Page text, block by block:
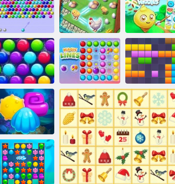
Html5 הרויה
העוב
יפורט גוזימ
3 ישפוח קחשמ
:תוירכוס תודיח
Smarty תועוב
Xmas תרודהמ
םסק יווק 11x11 םיקולב
2 ץילב הווקא